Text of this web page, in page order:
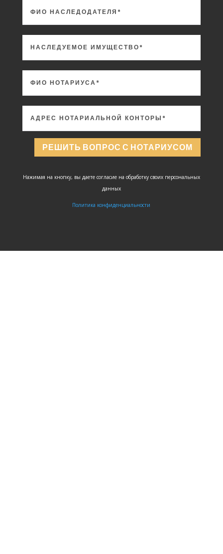
РЕШИТЬ ВОПРОС С НОТАРИУСОМ
Нажимая на кнопку, вы даете согласие на обработку своих персональных
данных
Политика конфиденциальности